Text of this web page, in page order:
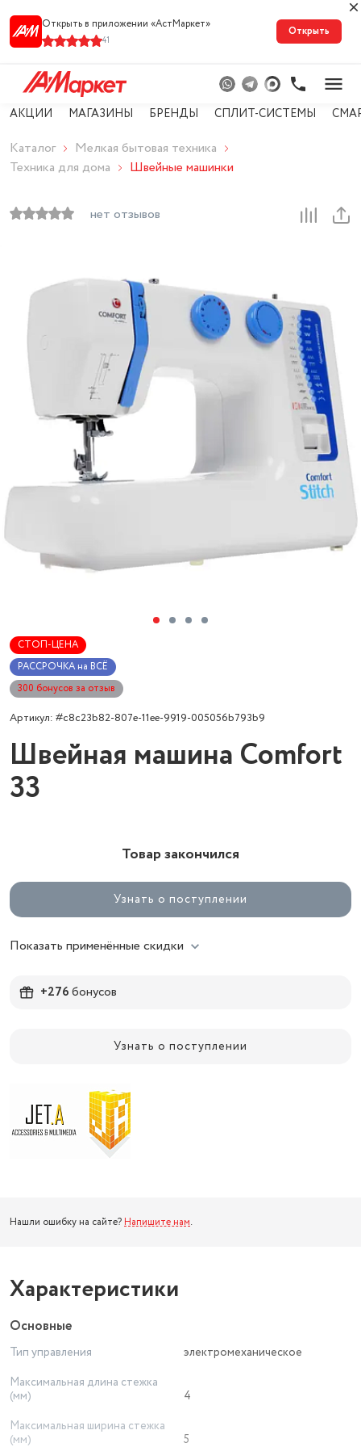
Открыть в приложении «АстМарке‪т‬»
41
Открыть
АКЦИИ МАГАЗИНЫ БРЕНДЫ СПЛИТ-СИСТЕМЫ
Каталог
Мелкая бытовая техника
Техника для дома
Швейные машинки
нет отзывов
СТОП-ЦЕНА
РАССРОЧКА на ВСЁ
300 бонусов за отзыв
Артикул: #c8c23b82-807e-11ee-9919-005056b793b9
Швейная машина Comfort
33
Товар закончился
Узнать о поступлении
Показать применённые скидки
+276бонусов
Узнать о поступлении
Нашли ошибку на сайте? Напишите нам.
Характеристики
Основные
Тип управления
электромеханическое
Максимальная длина стежка
(мм)
4
Максимальная ширина стежка
(мм)
5